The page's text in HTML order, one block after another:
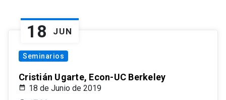
18 JUN
Seminarios
Cristián Ugarte, Econ-UC Berkeley
18 de Junio de 2019